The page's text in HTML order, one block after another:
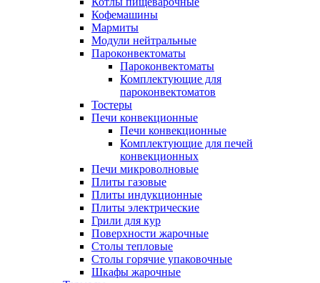
Кофемашины
Мармиты
Модули нейтральные
Пароконвектоматы
Пароконвектоматы
Комплектующие для
пароконвектоматов
Тостеры
Печи конвекционные
Печи конвекционные
Комплектующие для печей
конвекционных
Печи микроволновые
Плиты газовые
Плиты индукционные
Плиты электрические
Грили для кур
Поверхности жарочные
Столы тепловые
Столы горячие упаковочные
Шкафы жарочные